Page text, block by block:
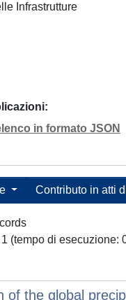
Infrastrutture
in formato JSON
Contributo in atti
(tempo di esecuzione:
of the global